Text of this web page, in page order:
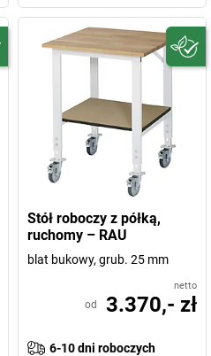
Stół roboczy z półką,
ruchomy – RAU
blat bukowy, grub. 25 mm
netto
od 3.370,- zł
6-10 dni roboczych